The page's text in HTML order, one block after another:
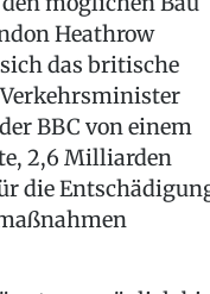
Heathrow
das britische
BBC von einem
2,6 Milliarden
die